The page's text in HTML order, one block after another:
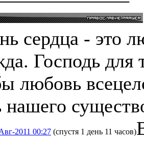
сердца - это
Господь для
любовь
нашего
2011 00:27 (спустя 1 день 11 часов)